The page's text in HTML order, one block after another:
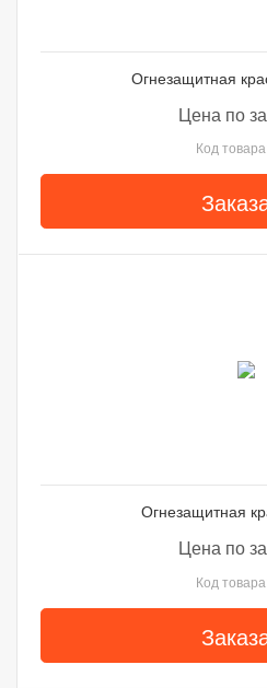
Огнезащитная
Цена по
Код
Огнезащитная
Цена по
Код